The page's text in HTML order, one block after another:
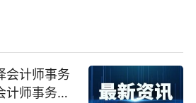
会计师事务
计师事务所